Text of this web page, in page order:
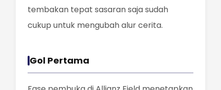
tembakan tepat sasaran saja sudah
cukup untuk mengubah alur cerita.
Gol Pertama